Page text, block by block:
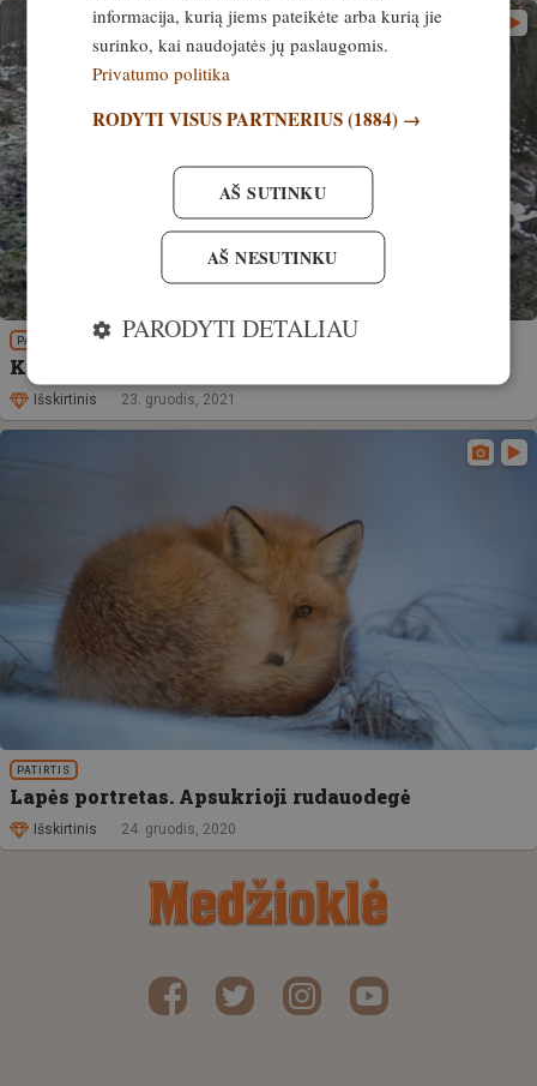
PATIRTIS
Kaip lapė šerykloje medžiojo
Išskirtinis 23. gruodis, 2021
PATIRTIS
Lapės portretas. Apsukrioji rudauodegė
Išskirtinis 24. gruodis, 2020
informacija, kurią jiems pateikėte arba kurią jie
surinko, kai naudojatės jų paslaugomis.
Privatumo politika
RODYTI VISUS PARTNERIUS(1884) →
AŠ SUTINKU
AŠ NESUTINKU
PARODYTI DETALIAU